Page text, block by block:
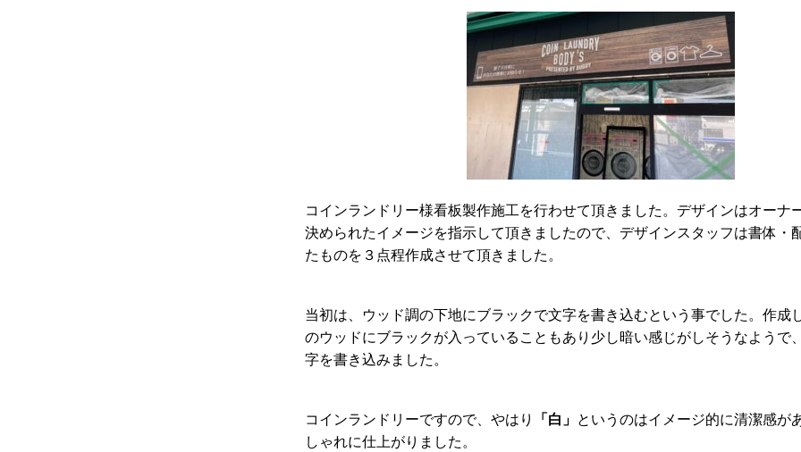
コインランドリー様看板製作施工を行わせて頂きました。デザインはオーナ
決められたイメージを指示して頂きましたので、デザインスタッフは書体・
たものを３点程作成させて頂きました。
当初は、ウッド調の下地にブラックで文字を書き込むという事でした。作成
のウッドにブラックが入っていることもあり少し暗い感じがしそうなようで
字を書き込みました。
コインランドリーですので、やはり 「白」 というのはイメージ的に清潔感が
しゃれに仕上がりました。